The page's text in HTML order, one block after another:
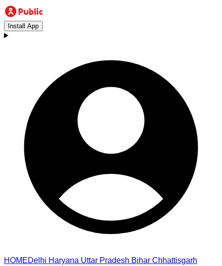
Install App
HOMEDelhi Haryana Uttar Pradesh Bihar Chhattisgarh